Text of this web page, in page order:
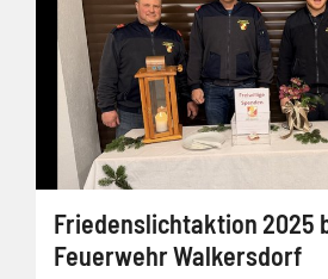
Friedenslichtaktion 2025
Feuerwehr Walkersdorf